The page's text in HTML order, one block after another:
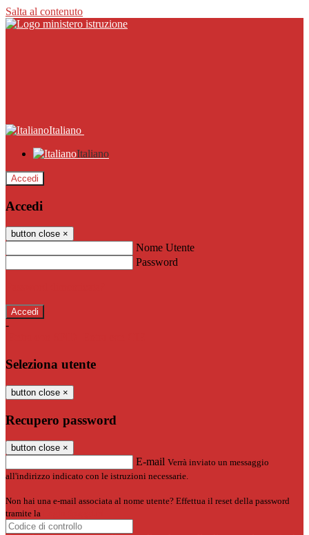
Salta al contenuto
Italiano
Italiano
Accedi
Accedi
button close ×
Nome Utente
Password
-
Seleziona utente
button close ×
Recupero password
button close ×
E-mail Verrà inviato un messaggio
all'indirizzo indicato con le istruzioni necessarie.
Non hai una e-mail associata al nome utente? Effettua il reset della password
tramite la